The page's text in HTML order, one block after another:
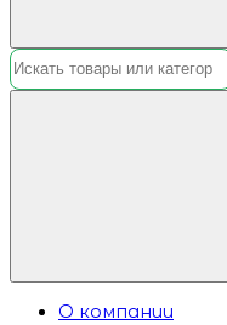
О компании